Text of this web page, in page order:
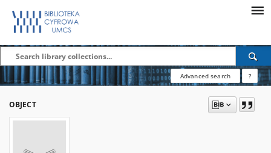
Advanced search ?
OBJECT